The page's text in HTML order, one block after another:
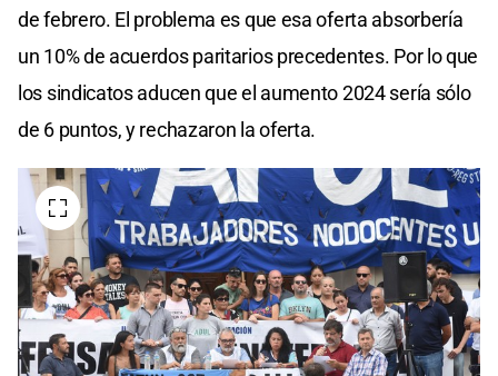
de febrero. El problema es que esa oferta absorbería
un 10% de acuerdos paritarios precedentes. Por lo que
los sindicatos aducen que el aumento 2024 sería sólo
de 6 puntos, y rechazaron la oferta.